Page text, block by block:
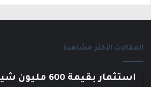
المقالات الأكثر مشاهدة
استثمار بقيمة